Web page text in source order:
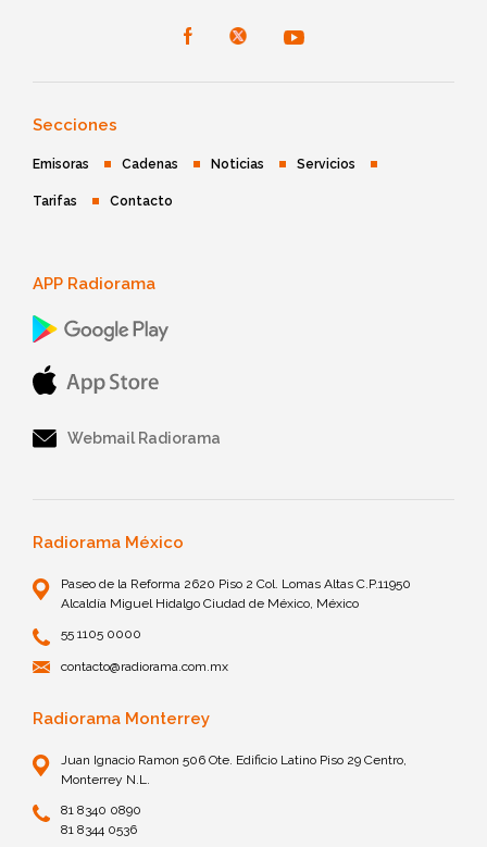
Secciones
Emisoras Cadenas Noticias Servicios
Tarifas Contacto
APP Radiorama
Webmail Radiorama
Radiorama México
Paseo de la Reforma 2620 Piso 2 Col. Lomas Altas C.P.11950
Alcaldía Miguel Hidalgo Ciudad de México, México
55 1105 0000
contacto@radiorama.com.mx
Radiorama Monterrey
Juan Ignacio Ramon 506 Ote. Edificio Latino Piso 29 Centro,
Monterrey N.L.
81 8340 0890
81 8344 0536